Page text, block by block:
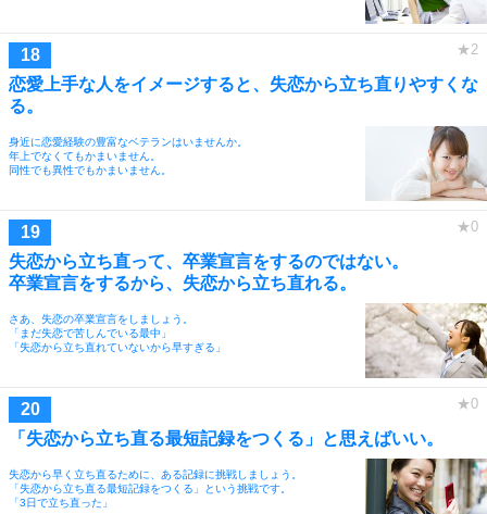
恋愛上手な人をイメージすると、失恋から立ち直りやすくな
る。
身近に恋愛経験の豊富なベテランはいませんか。
年上でなくてもかまいません。
同性でも異性でもかまいません。
失恋から立ち直って、卒業宣言をするのではない。
卒業宣言をするから、失恋から立ち直れる。
さあ、失恋の卒業宣言をしましょう。
「まだ失恋で苦しんでいる最中」
「失恋から立ち直れていないから早すぎる」
「失恋から立ち直る最短記録をつくる」と思えばいい。
失恋から早く立ち直るために、ある記録に挑戦しましょう。
「失恋から立ち直る最短記録をつくる」という挑戦です。
「3日で立ち直った」